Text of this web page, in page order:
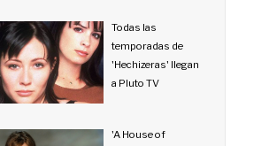
Todas las
temporadas de
'Hechizeras' llegan
a Pluto TV
'A House of